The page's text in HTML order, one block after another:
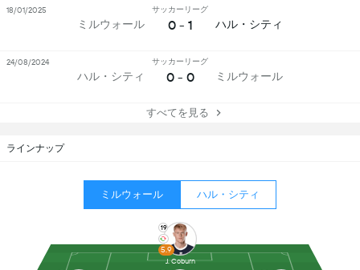
ラインナップ
ミルウォール ハル・シティ
19
5.9
J. Coburn
ミルウォール
サッカーリーグ
0 - 1 ハル・シティ
18/01/2025
ハル・シティ
サッカーリーグ
0 - 0 ミルウォール
24/08/2024
すべてを見る